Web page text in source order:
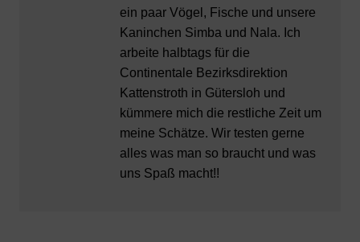
ein paar Vögel, Fische und unsere
Kaninchen Simba und Nala. Ich
arbeite halbtags für die
Continentale Bezirksdirektion
Kattenstroth in Gütersloh und
kümmere mich die restliche Zeit um
meine Schätze. Wir testen gerne
alles was man so braucht und was
uns Spaß macht!!